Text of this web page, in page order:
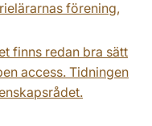
förening,
finns redan bra sätt
access. Tidningen